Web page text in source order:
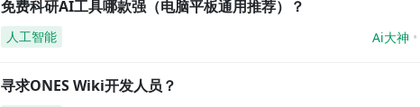
免费科研AI工具哪款强（电脑平板通用推荐）？
人工智能 Ai大神
寻求ONES Wiki开发人员？